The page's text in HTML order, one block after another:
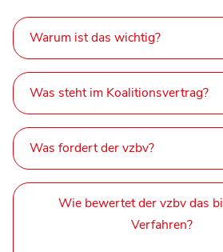
Warum ist das wichtig?
Was steht im Koalitionsvertrag?
Was fordert der vzbv?
Wie bewertet der vzbv das
Verfahren?